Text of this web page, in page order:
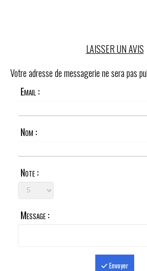
LAISSER UN AVIS
Votre adresse de messagerie ne sera pas
Email :
Nom :
Note :
Message :
Envoyer